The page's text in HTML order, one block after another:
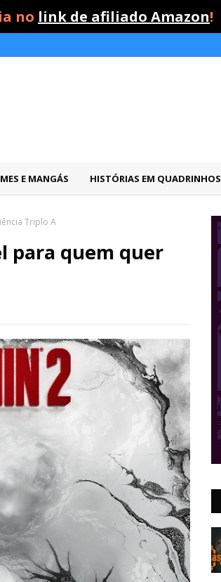
no link de afiliado Amazon!
E MANGÁS HISTÓRIAS EM QUADRINHOS
Triplo A
para quem quer